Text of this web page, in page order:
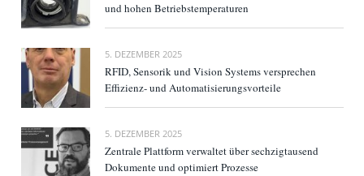
und hohen Betriebstemperaturen
5. DEZEMBER 2025
RFID, Sensorik und Vision Systems versprechen
Effizienz- und Automatisierungsvorteile
5. DEZEMBER 2025
Zentrale Plattform verwaltet über sechzigtausend
Dokumente und optimiert Prozesse